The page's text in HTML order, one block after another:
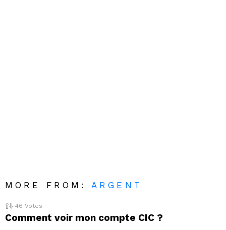
MORE FROM:ARGENT
46 Votes
Comment voir mon compte CIC ?